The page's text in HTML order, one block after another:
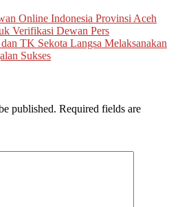
Online Indonesia Provinsi Aceh
Verifikasi Dewan Pers
TK Sekota Langsa Melaksanakan
Sukses
published. Required fields are